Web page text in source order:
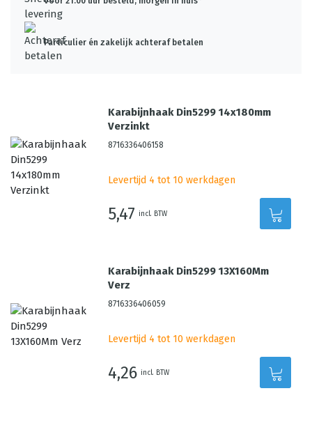
Particulier én zakelijk achteraf betalen
Karabijnhaak Din5299 14x180mm
Verzinkt
8716336406158
Levertijd 4 tot 10 werkdagen
5,47 incl. BTW
Karabijnhaak Din5299 13X160Mm
Verz
8716336406059
Levertijd 4 tot 10 werkdagen
4,26 incl. BTW